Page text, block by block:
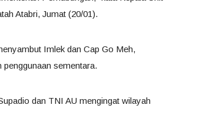
Atabri, Jumat (20/01).
Imlek dan Cap Go Meh,
sementara.
dan TNI AU mengingat wilayah